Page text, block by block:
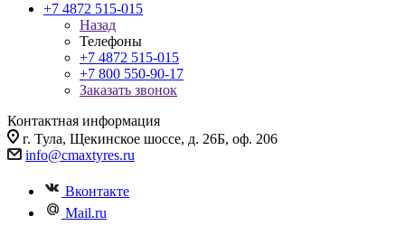
+7 4872 515-015
Назад
Телефоны
+7 4872 515-015
+7 800 550-90-17
Заказать звонок
Контактная информация
г. Тула, Щекинское шоссе, д. 26Б, оф. 206
info@cmaxtyres.ru
Вконтакте
Mail.ru